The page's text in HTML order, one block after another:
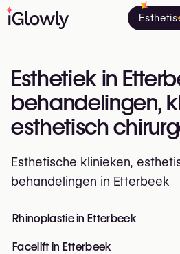
Esthetiek in
behandelingen,
esthetisch
Esthetische klinieken,
behandelingen in Etterbeek
Alles over esthetiek in
Top ingrepen en
Rhinoplastie in Etterbeek
Facelift in Etterbeek